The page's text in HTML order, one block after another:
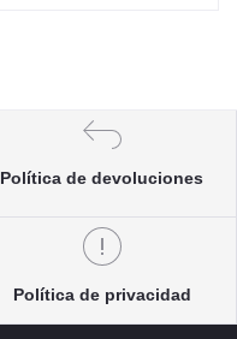
Política de devoluciones
Política de privacidad